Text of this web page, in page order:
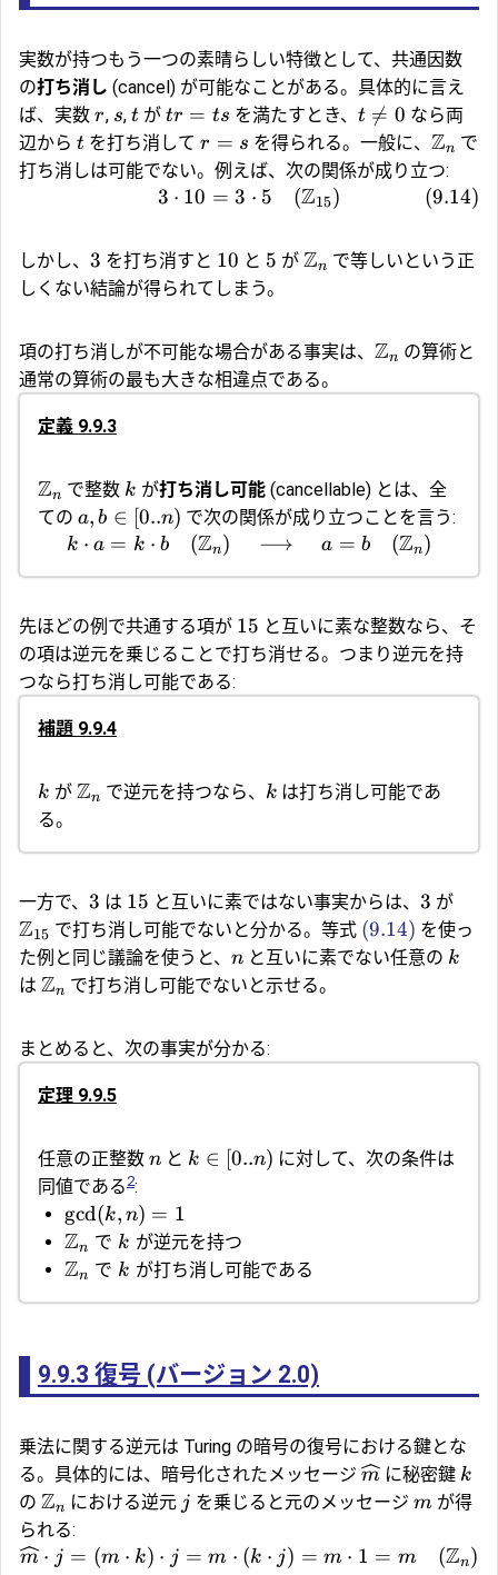
実数が持つもう一つの素晴らしい特徴として、共通因数
の打ち消し (cancel) が可能なことがある。具体的に言え
ば、実数 r, s, tが tr = ts を満たすとき、 t 
= 0 なら両
辺から t を打ち消して r = s を得られる。一般に、Zn で
打ち消しは可能でない。例えば、次の関係が成り立つ:
3 ⋅ 10 = 3 ⋅ 5 (Z15) (9.14)
しかし、 3 を打ち消すと 10 と 5 が Zn で等しいという正
しくない結論が得られてしまう。
項の打ち消しが不可能な場合がある事実は、 Zn の算術と
通常の算術の最も大きな相違点である。
定義 9.9.3
Zn で整数 k が打ち消し可能(cancellable) とは、全
ての a, b ∈ [0..n) で次の関係が成り立つことを言う:
k ⋅ a = k ⋅ b (Zn) ⟶ a = b (Zn)
先ほどの例で共通する項が 15 と互いに素な整数なら、そ
の項は逆元を乗じることで打ち消せる。つまり逆元を持
つなら打ち消し可能である:
補題 9.9.4
k が Zn で逆元を持つなら、 k は打ち消し可能であ
る。
一方で、 3 は 15 と互いに素ではない事実からは、 3 が
Z15 で打ち消し可能でないと分かる。等式 (9.14) を使っ
た例と同じ議論を使うと、 n と互いに素でない任意の k
は Zn で打ち消し可能でないと示せる。
まとめると、次の事実が分かる:
定理 9.9.5
任意の正整数 n と k ∈ [0..n) に対して、次の条件は
同値である2:
gcd(k, n) = 1
Zn で k が逆元を持つ
Zn で k が打ち消し可能である
9.9.3 復号 (バージョン 2.0)
乗法に関する逆元は Turing の暗号の復号における鍵とな
る。具体的には、暗号化されたメッセージ lm に秘密鍵 k
の Zn における逆元 j を乗じると元のメッセージm が得
られる:
lm ⋅ j = (m ⋅ k) ⋅ j = m ⋅ (k ⋅ j) = m ⋅ 1 = m (Zn)